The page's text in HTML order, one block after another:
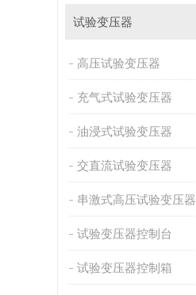
试验变压器
高压试验变压器
充气式试验变压器
油浸式试验变压器
交直流试验变压器
串激式高压试验变压器
试验变压器控制台
试验变压器控制箱